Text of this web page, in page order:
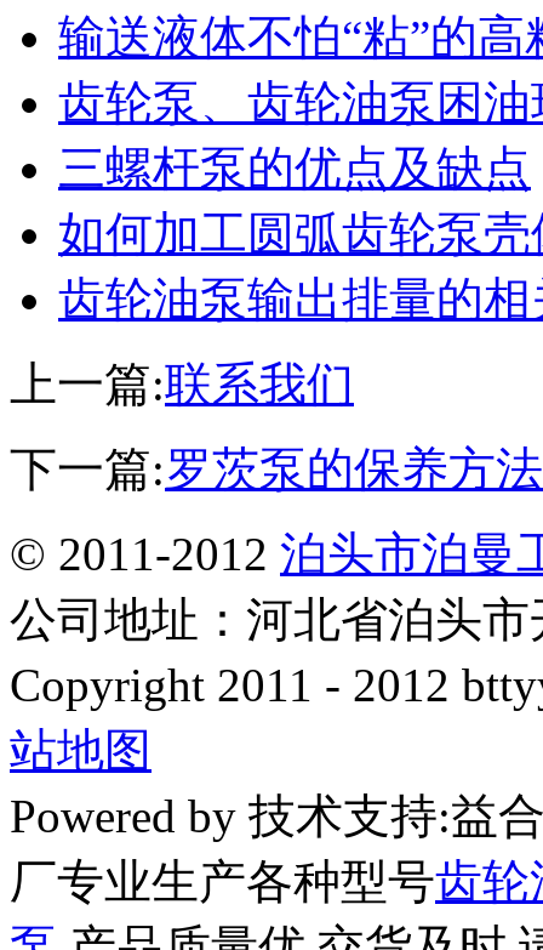
输送液体不怕“粘”的高
齿轮泵、齿轮油泵困油
三螺杆泵的优点及缺点
如何加工圆弧齿轮泵壳
齿轮油泵输出排量的
上一篇:联系我们
下一篇:罗茨泵的保养方
© 2011-2012 泊头市泊曼
公司地址：河北省泊头
Copyright 2011 - 2012
站地图
Powered by 技术支持:益
厂专业生产各种型号齿轮